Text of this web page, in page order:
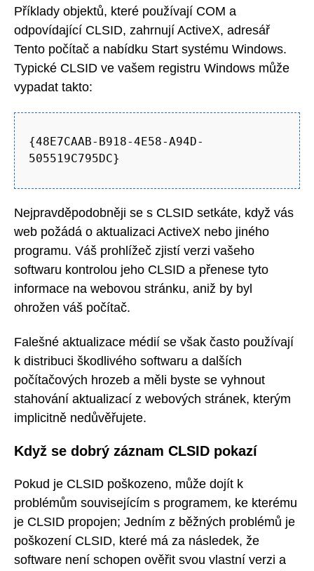
Příklady objektů, které používají COM a
odpovídající CLSID, zahrnují ActiveX, adresář
Tento počítač a nabídku Start systému Windows.
Typické CLSID ve vašem registru Windows může
vypadat takto:
{48E7CAAB-B918-4E58-A94D-
505519C795DC}
Nejpravděpodobněji se s CLSID setkáte, když vás
web požádá o aktualizaci ActiveX nebo jiného
programu. Váš prohlížeč zjistí verzi vašeho
softwaru kontrolou jeho CLSID a přenese tyto
informace na webovou stránku, aniž by byl
ohrožen váš počítač.
Falešné aktualizace médií se však často používají
k distribuci škodlivého softwaru a dalších
počítačových hrozeb a měli byste se vyhnout
stahování aktualizací z webových stránek, kterým
implicitně nedůvěřujete.
Když se dobrý záznam CLSID pokazí
Pokud je CLSID poškozeno, může dojít k
problémům souvisejícím s programem, ke kterému
je CLSID propojen; Jedním z běžných problémů je
poškození CLSID, které má za následek, že
software není schopen ověřit svou vlastní verzi a